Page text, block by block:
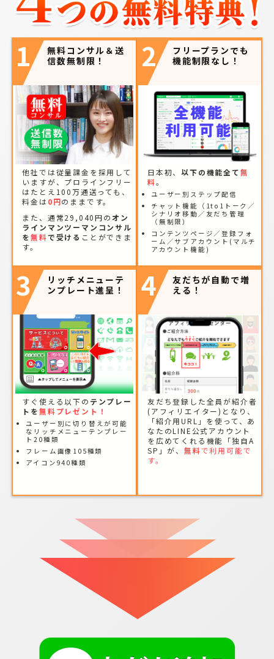
1
無料コンサル＆送
信数無制限！
他社では従量課金を採用して
いますが、プロラインフリー
はたとえ100万通送っても、
料金は 0円のままです。
また、通常29,040円のオン
ラインマンツーマンコンサル
を無料で受ける ことができま
す。
2
フリープランでも
機能制限なし！
日本初、以下の機能全て無
料。
ユーザー別ステップ配信
チャット機能（1to1トーク／
シナリオ移動／友だち管理
（無制限）
コンテンツページ／登録フォ
ーム／サブアカウント(マルチ
アカウント機能)
3
リッチメニューテ
ンプレート進呈！
すぐ使える以下の テンプレー
トを無料プレゼント！
ユーザー別に切り替えが可能
なリッチメニューテンプレー
ト20種類
フレーム画像105種類
アイコン940種類
4
友だちが自動で増
える！
友だち登録した全員が紹介者
(アフィリエイター)となり、
「紹介用URL」を使って、あ
なたのLINE公式アカウント
を広めてくれる機能「独自A
SP」が、 無料で利用可能で
す。